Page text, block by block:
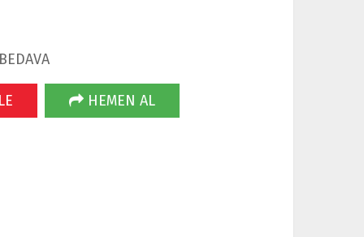
HEMEN AL